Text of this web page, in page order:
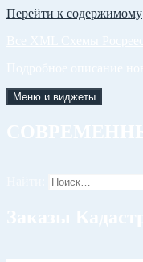
Перейти к содержимому
Меню и виджеты